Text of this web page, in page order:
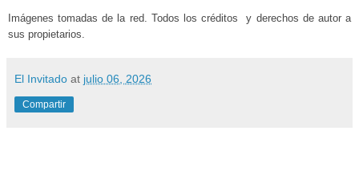
Imágenes tomadas de la red. Todos los créditos y derechos de autor a
sus propietarios.
El Invitado at julio 06, 2026
Compartir